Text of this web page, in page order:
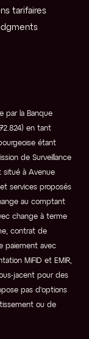
tarifaires
par la Banque
en tant
étant
de Surveillance
situé à Avenue
services proposés
au comptant
change à terme
contrat de
paiement avec
MiFID et EMIR,
jacent pour des
pas d'options
ou de